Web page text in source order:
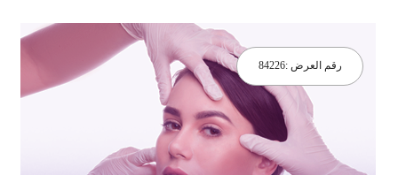
رقم العرض :84226